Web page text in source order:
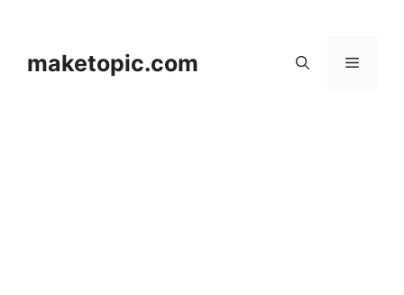
maketopic.com 메